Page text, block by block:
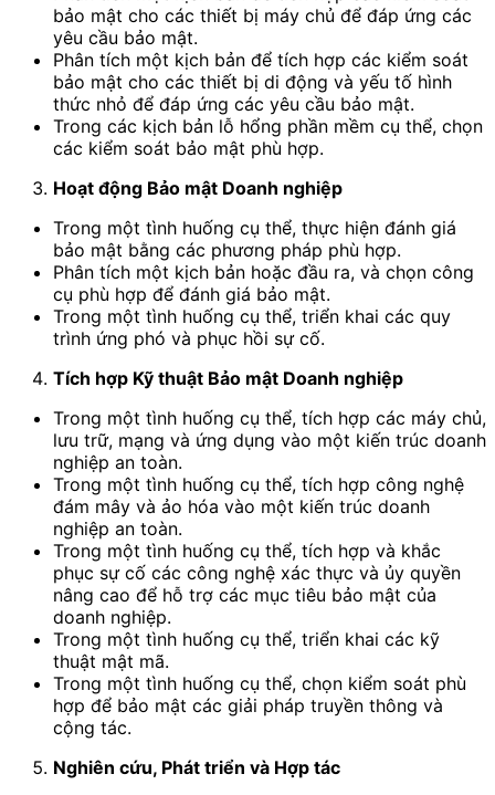
bảo mật cho các thiết bị máy chủ để đáp ứng các
yêu cầu bảo mật.
Phân tích một kịch bản để tích hợp các kiểm soát
bảo mật cho các thiết bị di động và yếu tố hình
thức nhỏ để đáp ứng các yêu cầu bảo mật.
Trong các kịch bản lỗ hổng phần mềm cụ thể, chọn
các kiểm soát bảo mật phù hợp.
Hoạt động Bảo mật Doanh nghiệp
Trong một tình huống cụ thể, thực hiện đánh giá
bảo mật bằng các phương pháp phù hợp.
Phân tích một kịch bản hoặc đầu ra, và chọn công
cụ phù hợp để đánh giá bảo mật.
Trong một tình huống cụ thể, triển khai các quy
trình ứng phó và phục hồi sự cố.
Tích hợp Kỹ thuật Bảo mật Doanh nghiệp
Trong một tình huống cụ thể, tích hợp các máy chủ,
lưu trữ, mạng và ứng dụng vào một kiến trúc doanh
nghiệp an toàn.
Trong một tình huống cụ thể, tích hợp công nghệ
đám mây và ảo hóa vào một kiến trúc doanh
nghiệp an toàn.
Trong một tình huống cụ thể, tích hợp và khắc
phục sự cố các công nghệ xác thực và ủy quyền
nâng cao để hỗ trợ các mục tiêu bảo mật của
doanh nghiệp.
Trong một tình huống cụ thể, triển khai các kỹ
thuật mật mã.
Trong một tình huống cụ thể, chọn kiểm soát phù
hợp để bảo mật các giải pháp truyền thông và
cộng tác.
Nghiên cứu, Phát triển và Hợp tác